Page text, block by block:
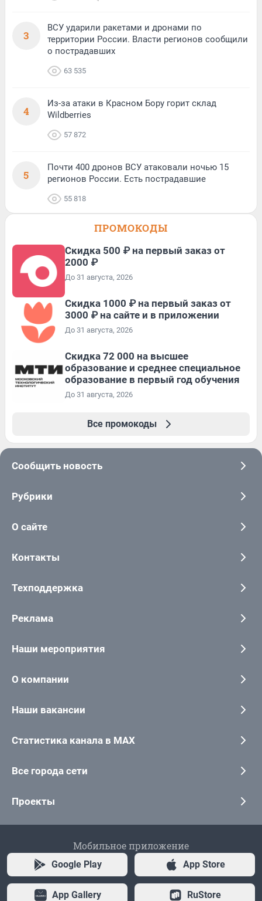
3
ВСУ ударили ракетами и дронами по
территории России. Власти регионов сообщили
о пострадавших
63 535
4
Из-за атаки в Красном Бору горит склад
Wildberries
57 872
5
Почти 400 дронов ВСУ атаковали ночью 15
регионов России. Есть пострадавшие
55 818
ПРОМОКОДЫ
Скидка 500 ₽ на первый заказ от
2000 ₽
До 31 августа, 2026
Скидка 1000 ₽ на первый заказ от
3000 ₽ на сайте и в приложении
До 31 августа, 2026
Скидка 72 000 на высшее
образование и среднее специальное
образование в первый год обучения
До 31 августа, 2026
Все промокоды
Сообщить новость
Рубрики
О сайте
Контакты
Техподдержка
Реклама
Наши мероприятия
О компании
Наши вакансии
Статистика канала в MAX
Все города сети
Проекты
Мобильное приложение
Google Play App Store
App Gallery RuStore